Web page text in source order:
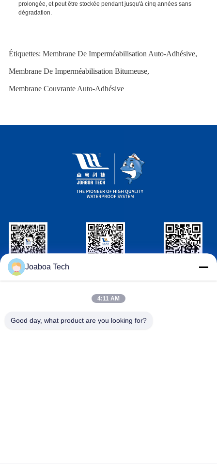
prolongée, et peut être stockée pendant jusqu'à cinq années sans
dégradation.
Étiquettes: Membrane De Imperméabilisation Auto-Adhésive,
Membrane De Imperméabilisation Bitumeuse,
Membrane Couvrante Auto-Adhésive
Wechat Identification
Identification
Téléphone+86-0755-33052250
Joaboa Tech
4:11 AM
Good day, what product are you looking for?